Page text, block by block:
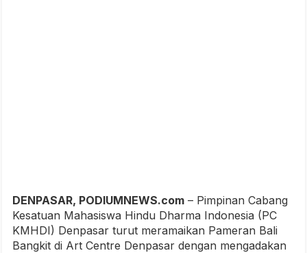
DENPASAR, PODIUMNEWS.com – Pimpinan Cabang
Kesatuan Mahasiswa Hindu Dharma Indonesia (PC
KMHDI) Denpasar turut meramaikan Pameran Bali
Bangkit di Art Centre Denpasar dengan mengadakan